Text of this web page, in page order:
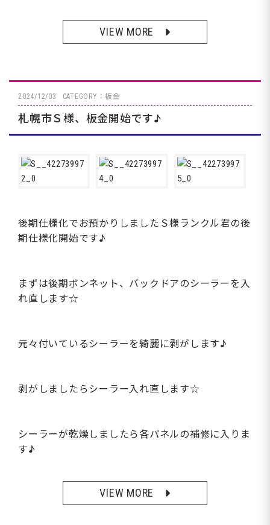
VIEW MORE
2024/12/03 CATEGORY：板金
札幌市Ｓ様、板金開始です♪
後期仕様化でお預かりしましたＳ様ランクル君の後
期仕様化開始です♪
まずは後期ボンネット、バックドアのシーラーを入
れ直します☆
元々付いているシーラーを綺麗に剥がします♪
剥がしましたらシーラー入れ直します☆
シーラーが乾燥しましたら各パネルの補修に入りま
す♪
VIEW MORE